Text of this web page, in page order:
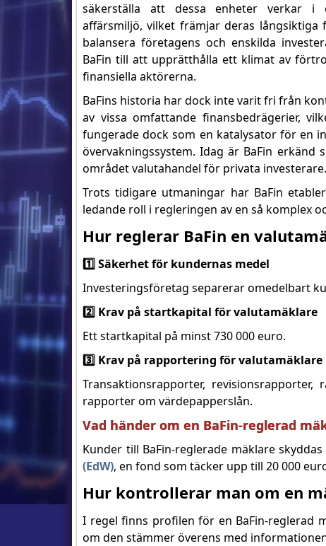
säkerställa att dessa enheter verkar i
affärsmiljö, vilket främjar deras långsiktiga
balansera företagens och enskilda
BaFin till att upprätthålla ett klimat av
finansiella aktörerna.
BaFins historia har dock inte varit fri från
av vissa omfattande finansbedrägerier,
fungerade dock som en katalysator för en
övervakningssystem. Idag är BaFin
området valutahandel för privata investerare.
Trots tidigare utmaningar har BaFin
ledande roll i regleringen av en så komplex
Hur reglerar BaFin en
1️⃣ Säkerhet för kundernas medel
Investeringsföretag separerar omedelbart
2️⃣ Krav på startkapital för valutamäklare
Ett startkapital på minst 730 000 euro.
3️⃣ Krav på rapportering för valutamäklare
Transaktionsrapporter,
rapporter om värdepapperslån.
Vad händer om en BaFin-reglerad
Kunder till BaFin-reglerade mäklare skyddas
(EdW), en fond som täcker upp till 20 000
Hur kontrollerar man om en
I regel finns profilen för en BaFin-reglerad
om den stämmer överens med